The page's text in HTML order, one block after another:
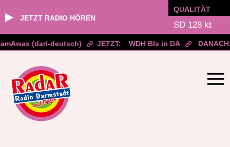
▶ JETZT RADIO HÖREN
QUALITÄT
(dari-deutsch) JETZT: WDH BIs in DA DANACH:
springen